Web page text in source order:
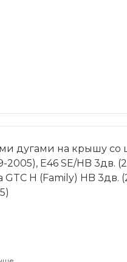
дугами на крышу со
2005), Е46 SE/HB 3дв.
GTC H (Family) HB 3дв.